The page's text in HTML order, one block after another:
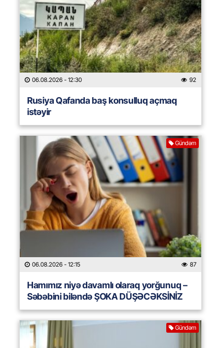
06.08.2026 - 12:30 92
Rusiya Qafanda baş konsulluq açmaq
istəyir
Gündəm
06.08.2026 - 12:15 87
Hamımız niyə davamlı olaraq yorğunuq –
Səbəbini biləndə ŞOKA DÜŞƏCƏKSİNİZ
Gündəm